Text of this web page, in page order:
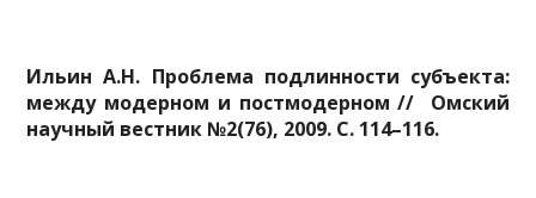
Ильин А.Н. Проблема подлинности субъекта:
между модерном и постмодерном // Омский
научный вестник №2(76), 2009. С. 114–116.